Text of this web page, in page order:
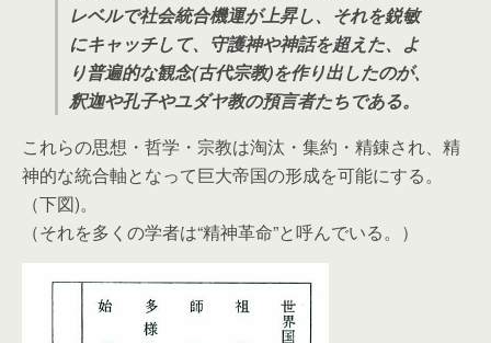
レベルで社会統合機運が上昇し、それを鋭敏
にキャッチして、守護神や神話を超えた、よ
り普遍的な観念(古代宗教)を作り出したのが、
釈迦や孔子やユダヤ教の預言者たちである。
これらの思想・哲学・宗教は淘汰・集約・精錬され、精
神的な統合軸となって巨大帝国の形成を可能にする。
（下図)。
（それを多くの学者は“精神革命”と呼んでいる。）